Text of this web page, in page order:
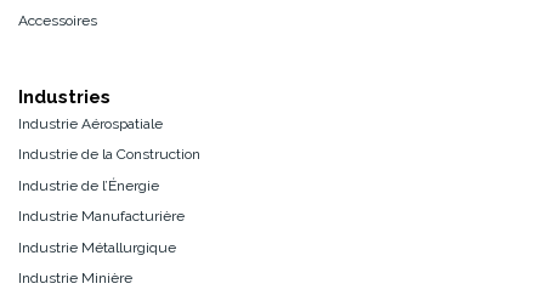
Accessoires
Industries
Industrie Aérospatiale
Industrie de la Construction
Industrie de l’Énergie
Industrie Manufacturière
Industrie Métallurgique
Industrie Minière